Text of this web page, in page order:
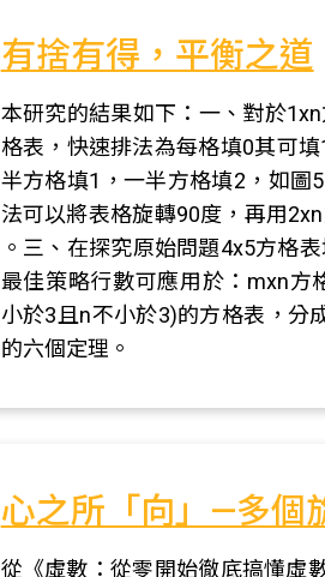
有捨有得，平衡之道
本研究的結果如下：一、對於
格表，快速排法為每格填0其可
半方格填1，一半方格填2，如圖
法可以將表格旋轉90度，再用
。三、在探究原始問題4x5方格
最佳策略行數可應用於：mxn方
小於3且n不小於3)的方格表，分
的六個定理。
心之所「向」—多個
從《虛數：從零開始徹底搞懂虛